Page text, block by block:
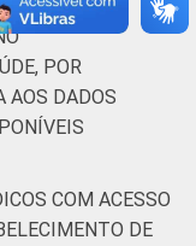
COM
POR
AOS DADOS
COM ACESSO
DE